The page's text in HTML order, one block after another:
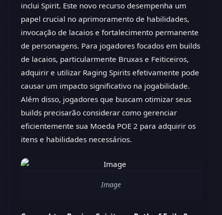
inclui Spirit. Este novo recurso desempenha um
papel crucial no aprimoramento de habilidades,
invocação de lacaios e fortalecimento permanente
de personagens. Para jogadores focados em builds
de lacaios, particularmente Bruxas e Feiticeiros,
adquirir e utilizar Raging Spirits efetivamente pode
causar um impacto significativo na jogabilidade.
Além disso, jogadores que buscam otimizar seus
builds precisarão considerar como gerenciar
eficientemente sua Moeda POE 2 para adquirir os
itens e habilidades necessários.
Image